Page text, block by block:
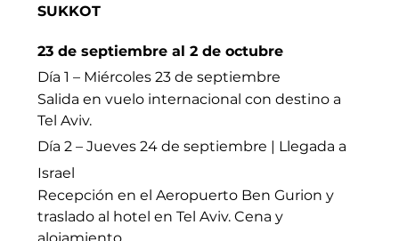
SUKKOT
23 de septiembre al 2 de octubre
Día 1 – Miércoles 23 de septiembre
Salida en vuelo internacional con destino a
Tel Aviv.
Día 2 – Jueves 24 de septiembre | Llegada a
Israel
Recepción en el Aeropuerto Ben Gurion y
traslado al hotel en Tel Aviv. Cena y